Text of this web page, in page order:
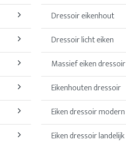
Dressoir eikenhout
Dressoir licht eiken
Massief eiken dressoir
Eikenhouten dressoir
Eiken dressoir modern
Eiken dressoir landelijk